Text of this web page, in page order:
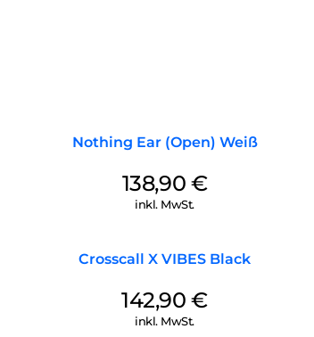
Nothing Ear (Open) Weiß
138,90 €
inkl. MwSt.
Crosscall X VIBES Black
142,90€
inkl. MwSt.